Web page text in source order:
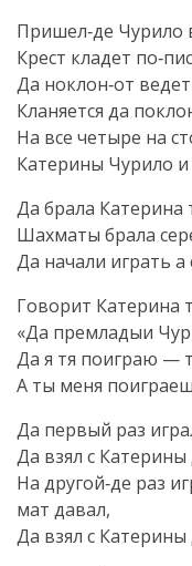
Пришел‑де Чурило
Крест кладет
Да ноклон‑от
Кланяется да
На все четыре на
Катерины Чурило и
Да брала Катерина
Шахматы брала
Да начали играть
Говорит Катерина
«Да премладыи
Да я тя поиграю —
А ты меня
Да первый раз
Да взял с Катерины
На другой‑де раз
мат давал,
Да взял с Катерины